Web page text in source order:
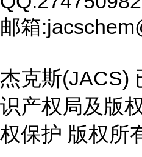
邮箱
杰克斯(JACS)
识产权局及版
权保护 版权所